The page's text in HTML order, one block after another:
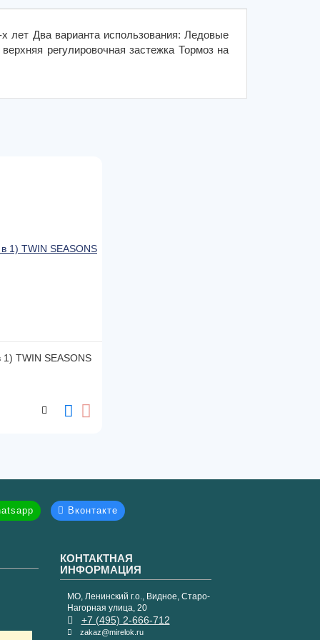
лет Два варианта использования: Ледовые
регулировочная застежка Тормоз на
1) TWIN SEASONS
Вконтакте
КОНТАКТНАЯ
ИНФОРМАЦИЯ
МО, Ленинский г.о., Видное, Старо-
Нагорная улица, 20
+7 (495) 2-666-712
zakaz@mirelok.ru